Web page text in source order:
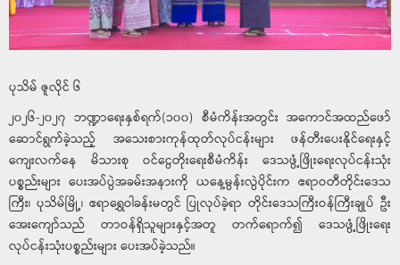
ပုသိမ် ဇူလိုင် ၆
၂၀၂၆-၂၀၂၇ ဘဏ္ဍာရေးနှစ်ရက်(၁၀၀) စီမံကိန်းအတွင်း အကောင်အထည်ဖော်
ဆောင်ရွက်ခဲ့သည့် အသေးစားကုန်ထုတ်လုပ်ငန်းများ ဖန်တီးပေးနိုင်ရေးနှင့်
ကျေးလက်နေ မိသားစု ဝင်ငွေတိုးရေးစီမံကိန်း ဒေသဖွံ့ဖြိုးရေးလုပ်ငန်းသုံး
ပစ္စည်းများ ပေးအပ်ပွဲအခမ်းအနားကို ယနေ့မွန်းလွဲပိုင်းက ဧရာဝတီတိုင်းဒေသ
ကြီး၊ ပုသိမ်မြို့၊ ဧရာရွှေဝါခန်းမတွင် ပြုလုပ်ခဲ့ရာ တိုင်းဒေသကြီးဝန်ကြီးချုပ် ဦး
အေးကျော်သည် တာဝန်ရှိသူများနှင့်အတူ တက်ရောက်၍ ဒေသဖွံ့ဖြိုးရေး
လုပ်ငန်းသုံးပစ္စည်းများ ပေးအပ်ခဲ့သည်။